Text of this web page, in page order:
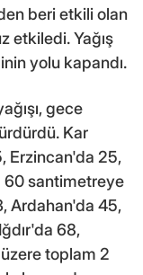
beri etkili olan
etkiledi. Yağış
yolu kapandı.
gece
Kar
Erzincan'da 25,
60 santimetreye
Ardahan'da 45,
68,
toplam 2